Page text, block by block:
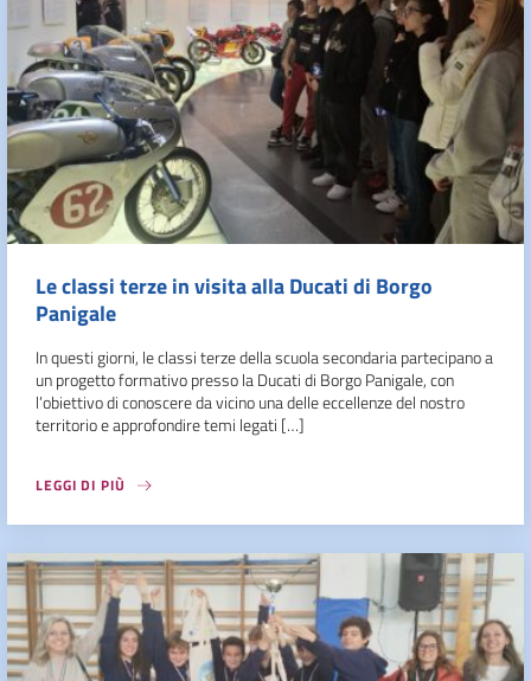
Le classi terze in visita alla Ducati di Borgo
Panigale
In questi giorni, le classi terze della scuola secondaria partecipano a
un progetto formativo presso la Ducati di Borgo Panigale, con
l’obiettivo di conoscere da vicino una delle eccellenze del nostro
territorio e approfondire temi legati […]
LEGGI DI PIÙ